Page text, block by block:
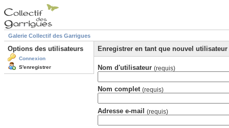
Galerie Collectif des Garrigues
Options des utilisateurs
Connexion
S'enregistrer
Enregistrer en tant que nouvel utilisateur
Nom d'utilisateur (requis)
Nom complet (requis)
Adresse e-mail (requis)